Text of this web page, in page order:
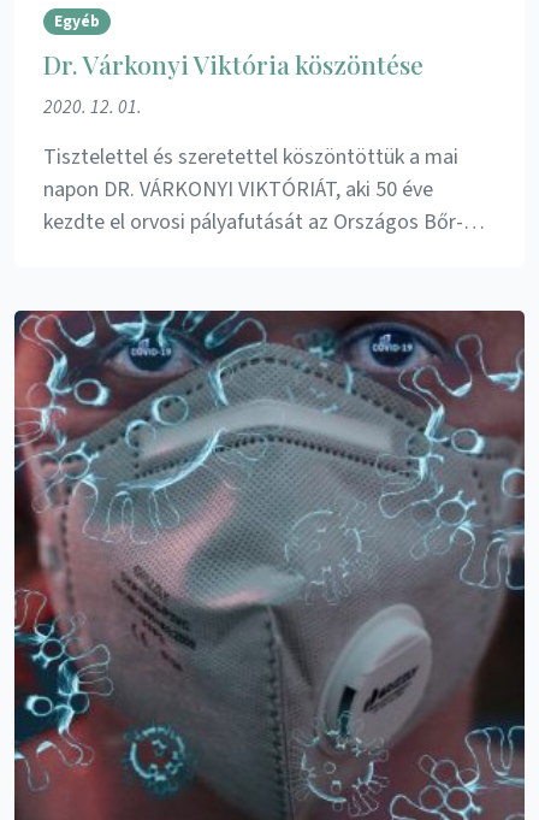
Egyéb
Dr. Várkonyi Viktória köszöntése
2020. 12. 01.
Tisztelettel és szeretettel köszöntöttük a mai
napon DR. VÁRKONYI VIKTÓRIÁT, aki 50 éve
kezdte el orvosi pályafutását az Országos Bőr-…